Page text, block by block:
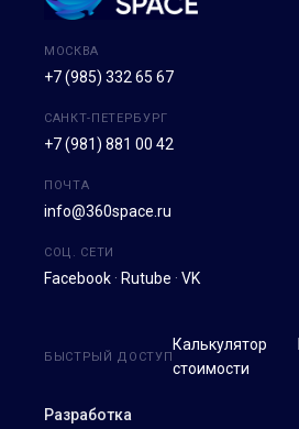
МОСКВА
+7 (985) 332 65 67
САНКТ-ПЕТЕРБУРГ
+7 (981) 881 00 42
ПОЧТА
info@360space.ru
СОЦ. СЕТИ
Facebook · Rutube · VK
Разработка
БЫСТРЫЙ ДОСТУП
Калькулятор
стоимости